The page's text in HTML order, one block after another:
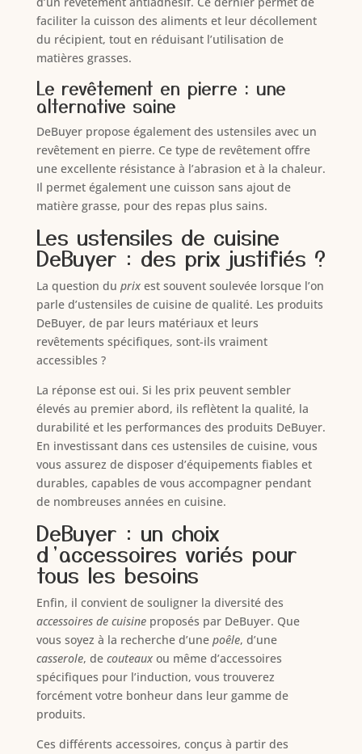
faciliter la cuisson des aliments et leur décollement
du récipient, tout en réduisant l’utilisation de
matières grasses.
Le revêtement en pierre : une
alternative saine
DeBuyer propose également des ustensiles avec un
revêtement en pierre. Ce type de revêtement offre
une excellente résistance à l’abrasion et à la chaleur.
Il permet également une cuisson sans ajout de
matière grasse, pour des repas plus sains.
Les ustensiles de cuisine
DeBuyer : des prix justifiés ?
La question du prixest souvent soulevée lorsque l’on
parle d’ustensiles de cuisine de qualité. Les produits
DeBuyer, de par leurs matériaux et leurs
revêtements spécifiques, sont-ils vraiment
accessibles ?
La réponse est oui. Si les prix peuvent sembler
élevés au premier abord, ils reflètent la qualité, la
durabilité et les performances des produits DeBuyer.
En investissant dans ces ustensiles de cuisine, vous
vous assurez de disposer d’équipements fiables et
durables, capables de vous accompagner pendant
de nombreuses années en cuisine.
DeBuyer : un choix
d’accessoires variés pour
tous les besoins
Enfin, il convient de souligner la diversité des
accessoires de cuisineproposés par DeBuyer. Que
vous soyez à la recherche d’une poêle, d’une
casserole, de couteauxou même d’accessoires
spécifiques pour l’induction, vous trouverez
forcément votre bonheur dans leur gamme de
produits.
Ces différents accessoires, conçus à partir des